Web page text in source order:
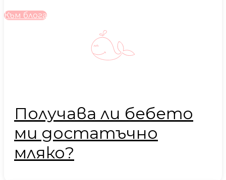
Към блога
Получава ли бебето
ми достатъчно
мляко?